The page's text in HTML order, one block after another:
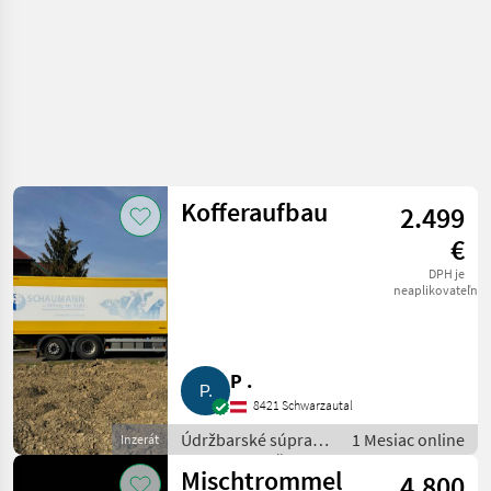
Inzerát
Kofferaufbau
2.499
€
DPH je
neaplikovateľné
P .
8421 Schwarzautal
Údržbarské súpravy
a súčiastky / Časti
pre nákladné autá
1 Mesiac online
Mischtrommel